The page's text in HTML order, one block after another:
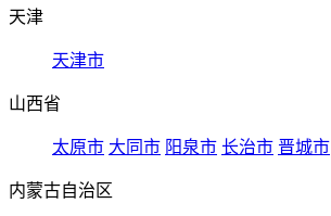
天津
天津市
山西省
太原市 大同市 阳泉市 长治市 晋城市
内蒙古自治区